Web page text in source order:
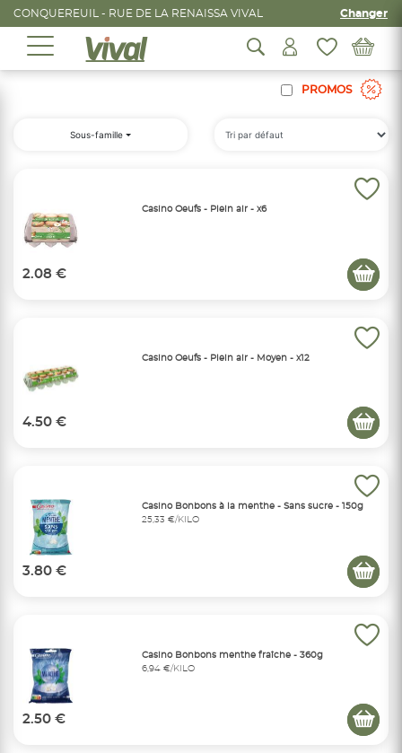
CONQUEREUIL - RUE DE LA RENAISSA VIVAL Changer
PROMOS
Sous-famille
Casino Oeufs - Plein air - x6
2.08 €
Casino Oeufs - Plein air - Moyen - x12
4.50 €
Casino Bonbons à la menthe - Sans sucre - 150g
25,33 €/KILO
3.80 €
Casino Bonbons menthe fraîche - 360g
6,94 €/KILO
2.50 €